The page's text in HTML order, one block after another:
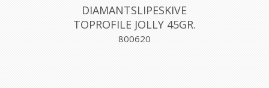
DIAMANTSLIPESKIVE
TOPROFILE JOLLY 45GR.
H.15 MM STANDARD,
800620